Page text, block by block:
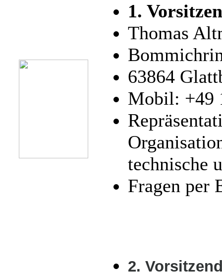
1.
Thomas
63864
Mobil: +49
technische
Fragen
2.